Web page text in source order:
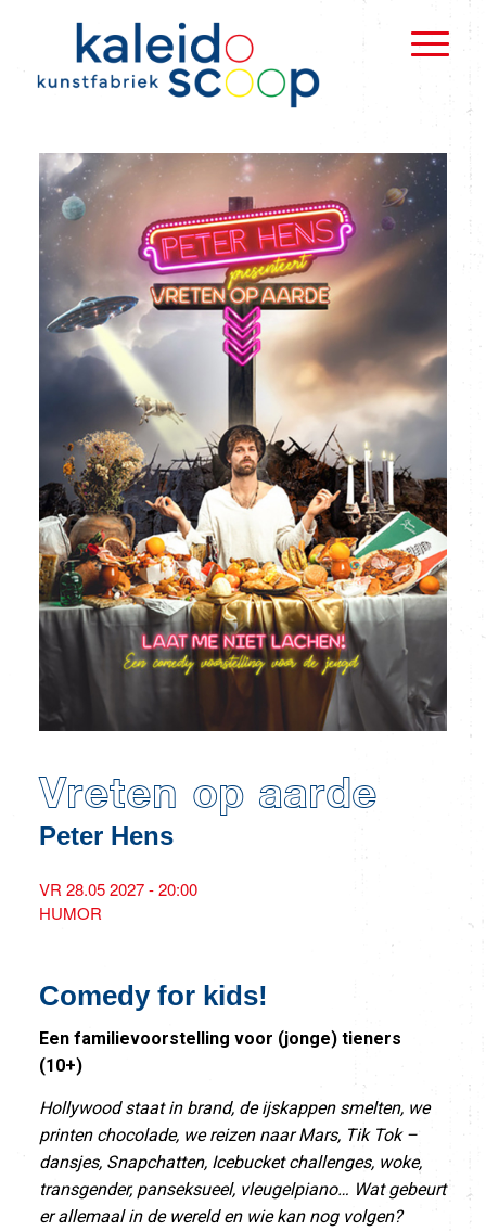
Vreten op aarde
Peter Hens
VR 28.05 2027 - 20:00
HUMOR
Comedy for kids!
Een familievoorstelling voor (jonge) tieners
(10+)
Hollywood staat in brand, de ijskappen smelten, we
printen chocolade, we reizen naar Mars, Tik Tok –
dansjes, Snapchatten, Icebucket challenges, woke,
transgender, panseksueel, vleugelpiano… Wat gebeurt
er allemaal in de wereld en wie kan nog volgen?